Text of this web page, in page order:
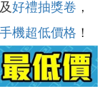
好禮抽獎卷 ，
手機超低價格 ！